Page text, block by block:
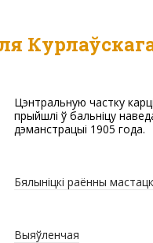
Цэнтральную частку карціны займае група людзей, якія
прыйшлі ў бальніцу
дэманстрацыі 1905 года.
Бялыніцкі раённы
Выяўленчая